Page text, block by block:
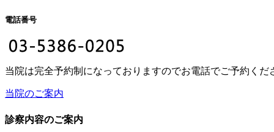
電話番号
当院は完全予約制になっておりますのでお電話でご予約くだ
当院のご案内
診察内容のご案内